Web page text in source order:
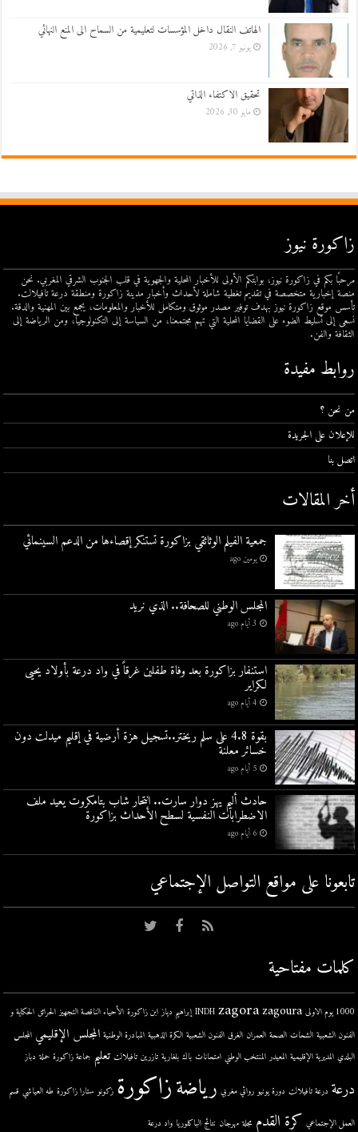
الهاتف النقال داخل المؤسسات لتعليمية من السماح الى المنع النهائي
يونيو 7, 2026
تحقيق الاكتفاء الذاتي
مايو 30, 2026
زاكورة نيوز
مرحبًا بكم في زاكورة نيوز، بوابتكم الأولى للأخبار المحلية والجهوية في قلب الجنوب الشرقي المغربي. نحن
منصة إخبارية متخصصة في تقديم تغطية شاملة لأحداث وأخبار مدينة زاكورة ومنطقة درعة تافيلالت.
تأسس موقع زاكورة نيوز بهدف توفير مصدر موثوق ومتكامل للأخبار والمعلومات، يجمع بين المهنية والدقة.
نسعى إلى تسليط الضوء على القضايا المحلية التي تهم مجتمعنا، من السياسة إلى التكنولوجيا، ومن الرياضة إلى
الثقافة والفن.
روابط مفيدة
من نحن ؟
للإعلان على الجريدة
اتصل بنا
أخر المقالات
جمعية الفيلم الوثائقي بزاكورة تستنكر إقصاءها من الدعم السينمائي
يومين ago
المجلس الوطني للصحافة.. الذي نريد
3 أيام ago
استنفار بزاكورة بعد وفاة طفلين غرقاً في واد درعة بأولاد يحيى
لكراير
4 أيام ago
بقوة 4.8 على سلم ريختر..تسجيل هزة أرضية في إقليم ميدلت دون
خسائر معلنة
5 أيام ago
حادث أليم يهز دوار سارت.. انتحار شاب بتامكروت يعيد ملف
الاضطرابات النفسية لسطح الأحداث بزاكورة
6 أيام ago
تابعونا على مواقع التواصل اﻹجتماعي
كلمات مفتاحية
1000 يوم الاولى INDH zagora zagoura إبراهيم دياز ابن زاكورة الأحياء الناقصة التجهيز الحرائق الحكاية و
الفنون الشعبية الشحات الصحة العمران الغرق الفنون الشعبية الكرة الذهبية المبادرة الوطنية المجلس الإقليمي المجلس
البلدي المديرية الإقليمية المعيدر المنتخب الوطني امتحانات باك بلغارية تازرين تافيلالت تعليم جماعة زاكورة حملة دباز
درعة درعة تافيلالت دورة يونيو روائي مغربي رياضةزاكورة زكونو ستارا زاكورة طه العياشي قسم
العمل الإجتماعي كرة القدم مجلة مهرجان نتائج الباكلوريا واد درعة